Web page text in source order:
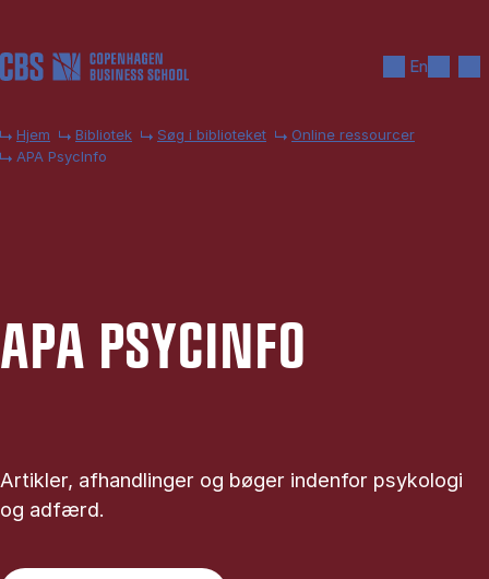
En
Hjem Bibliotek Søg i biblioteket
Online ressourcer
APA PsycInfo
APA PSYC­IN­FO
Artikler, afhandlinger og bøger indenfor psykologi
og adfærd.